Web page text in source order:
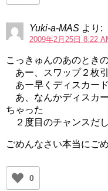
Yuki-a-MAS より:
2009年2月25日 8:22
こっきゅんのあのとき
あー、スワップ２枚
あー早くディスカー
あ、なんかディスカ
ちゃった
２度目のチャンスだ
ごめんなさい本当にご
0